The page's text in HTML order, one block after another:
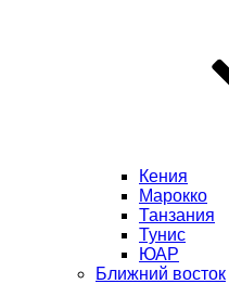
Кения
Марокко
Танзания
Тунис
ЮАР
Ближний восток